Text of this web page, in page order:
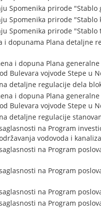
Spomenika prirode
Spomenika prirode
Spomenika prirode
i dopunama Plana detaljne
i dopuna Plana
Bulevara vojvode Stepe u
detaljne regulacije dela
i dopuna Plana
Bulevara vojvode Stepe u
detaljne regulacije
na Program
vodovoda i
na Program
na Program
na Program
na Program